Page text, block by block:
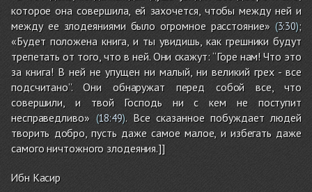
которое она совершила, ей захочется, чтобы между ней и
между ее злодеяниями было огромное расстояние»(3:30);
«Будет положена книга, и ты увидишь, как грешники будут
трепетать от того, что в ней. Они скажут: “Горе нам! Что это
за книга! В ней не упущен ни малый, ни великий грех - все
подсчитано”. Они обнаружат перед собой все, что
совершили, и твой Господь ни с кем не поступит
несправедливо»(18:49). Все сказанное побуждает людей
творить добро, пусть даже самое малое, и избегать даже
самого ничтожного злодеяния.]]
Ибн Касир